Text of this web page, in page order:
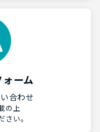
ーム
合わせ
の上
さい。